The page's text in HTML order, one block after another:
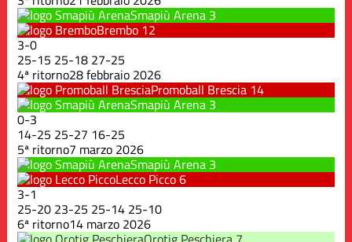
Smapiù Arena 3
Brembo 12
3-0
25-15 25-18 27-25
4ª ritorno28 febbraio 2026
Promoball Brescia 14
Smapiù Arena 3
0-3
14-25 25-27 16-25
5ª ritorno7 marzo 2026
Smapiù Arena 3
Lecco Picco6
3-1
25-20 23-25 25-14 25-10
6ª ritorno14 marzo 2026